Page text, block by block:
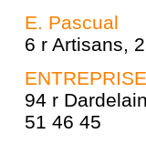
E. Pascual
6 r Artisans,
94 r
51 46 45